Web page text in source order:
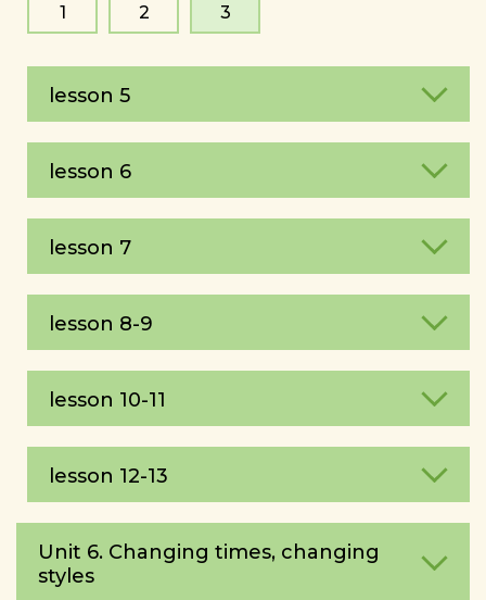
1 2 3
lesson 5
lesson 6
lesson 7
lesson 8-9
lesson 10-11
lesson 12-13
Unit 6. Changing times, changing
styles